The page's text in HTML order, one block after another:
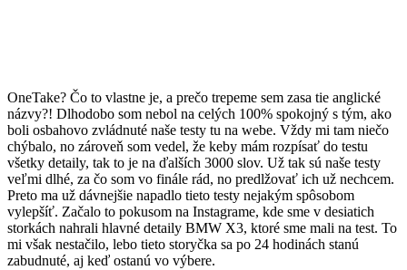
OneTake? Čo to vlastne je, a prečo trepeme sem zasa tie anglické
názvy?! Dlhodobo som nebol na celých 100% spokojný s tým, ako
boli osbahovo zvládnuté naše testy tu na webe. Vždy mi tam niečo
chýbalo, no zároveň som vedel, že keby mám rozpísať do testu
všetky detaily, tak to je na ďalších 3000 slov. Už tak sú naše testy
veľmi dlhé, za čo som vo finále rád, no predlžovať ich už nechcem.
Preto ma už dávnejšie napadlo tieto testy nejakým spôsobom
vylepšíť. Začalo to pokusom na Instagrame, kde sme v desiatich
storkách nahrali hlavné detaily BMW X3, ktoré sme mali na test. To
mi však nestačilo, lebo tieto storyčka sa po 24 hodinách stanú
zabudnuté, aj keď ostanú vo výbere.